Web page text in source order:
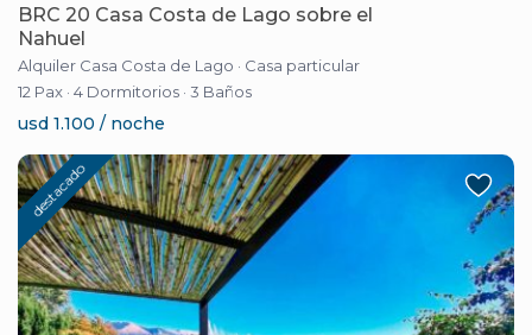
BRC 20 Casa Costa de Lago sobre el
Nahuel
Alquiler Casa Costa de Lago · Casa particular
12 Pax · 4 Dormitorios · 3 Baños
usd 1.100 / noche
destacado